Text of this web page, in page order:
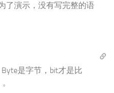
了演示，没有写完整的语
是字节，bit才是比